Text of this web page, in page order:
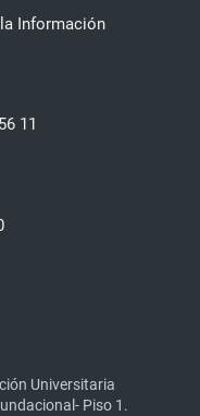
Información
11
Universitaria
Piso 1.